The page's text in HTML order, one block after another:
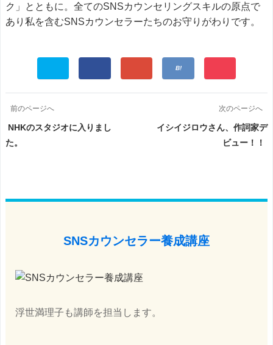
ク」とともに。全てのSNSカウンセリングスキルの原点で
あり私を含むSNSカウンセラーたちのお守りがわりです。
前のページへ
NHKのスタジオに入りまし
た。
次のページへ
イシイジロウさん、作詞家デ
ビュー！！
SNSカウンセラー養成講座
浮世満理子も講師を担当します。